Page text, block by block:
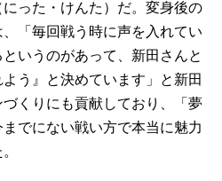
にった・けんた）だ。変身後の
「毎回戦う時に声を入れてい
いうのがあって、新田さんと
う』と決めています」と新田
くりにも貢献しており、「夢
でにない戦い方で本当に魅力